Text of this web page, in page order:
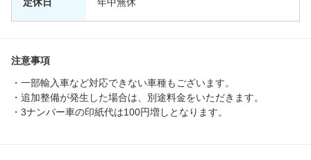
注意事項
・一部輸入車など対応できない車種もございます。
・追加整備が発生した場合は、別途料金をいただきます。
・3ナンバー車の印紙代は100円増しとなります。